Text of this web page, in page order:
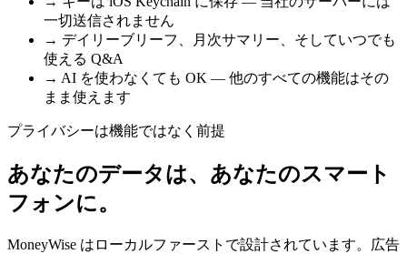
一切送信されません
→ デイリーブリーフ、月次サマリー、そしていつでも
使える Q&A
→ AI を使わなくても OK — 他のすべての機能はその
まま使えます
プライバシーは機能ではなく前提
あなたのデータは、あなたのスマート
フォンに。
MoneyWise はローカルファーストで設計されています。広告